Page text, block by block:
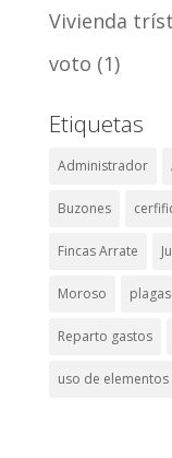
Vivienda
voto (1)
Etiquetas
Administrador
Buzones
Fincas Arrate
Moroso plagas
Reparto gastos
uso de